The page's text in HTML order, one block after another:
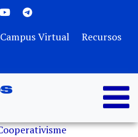
Campus Virtual Recursos